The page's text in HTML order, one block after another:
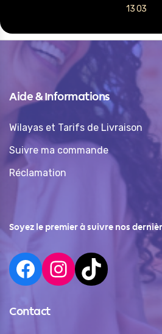
13 03
Aide & Informations
Wilayas et Tarifs de Livraison
Suivre ma commande
Réclamation
Soyez le premier à suivre nos
Contact